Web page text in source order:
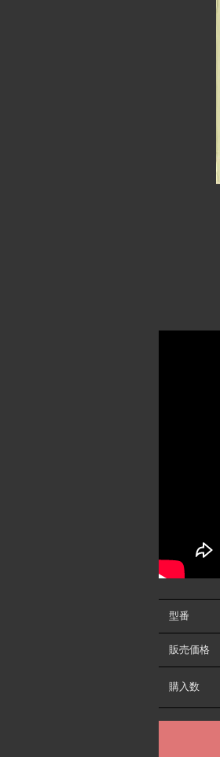
型番
販売価格
購入数